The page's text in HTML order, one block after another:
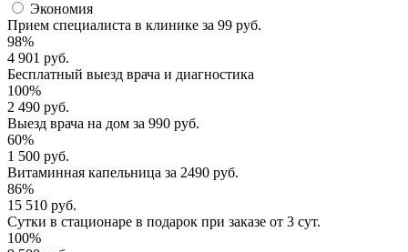
Экономия
Прием специалиста в клинике за 99 руб.
98%
4 901 руб.
Бесплатный выезд врача и диагностика
100%
2 490 руб.
Выезд врача на дом за 990 руб.
60%
1 500 руб.
Витаминная капельница за 2490 руб.
86%
15 510 руб.
Сутки в стационаре в подарок при заказе от 3 сут.
100%